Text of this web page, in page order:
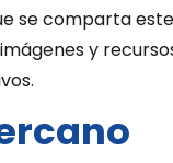
se comparta
y